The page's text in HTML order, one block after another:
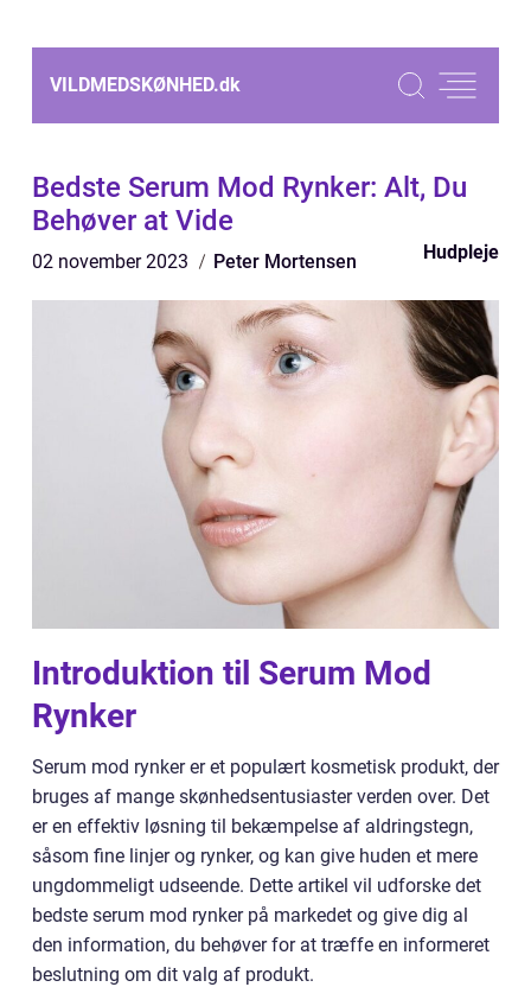
VILDMEDSKØNHED.dk
Bedste Serum Mod Rynker: Alt, Du
Behøver at Vide
02 november 2023 Peter Mortensen Hudpleje
Introduktion til Serum Mod
Rynker
Serum mod rynker er et populært kosmetisk produkt, der
bruges af mange skønhedsentusiaster verden over. Det
er en effektiv løsning til bekæmpelse af aldringstegn,
såsom fine linjer og rynker, og kan give huden et mere
ungdommeligt udseende. Dette artikel vil udforske det
bedste serum mod rynker på markedet og give dig al
den information, du behøver for at træffe en informeret
beslutning om dit valg af produkt.